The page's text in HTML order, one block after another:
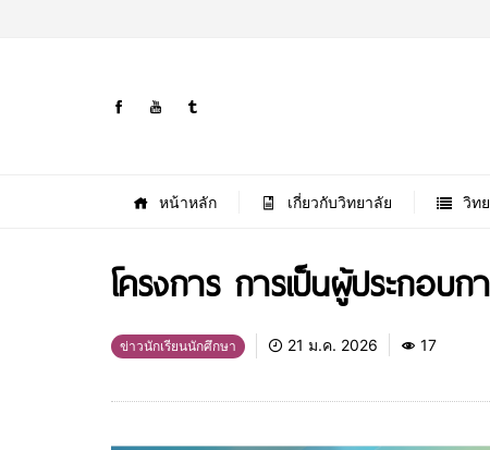
หน้าหลัก เกี่ยวกับวิทยาลัย วิท
โครงการ การเป็นผู้ประกอบ
ข่าวนักเรียนนักศึกษา 21 ม.ค. 2026 17